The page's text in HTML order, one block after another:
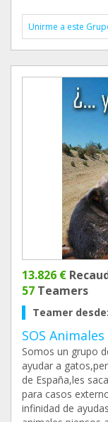
Unirme a este
13.826 €
57 Teamers
Teamer desde:
SOS
Somos un grupo
ayudar a
de España,les
para casos
infinidad de